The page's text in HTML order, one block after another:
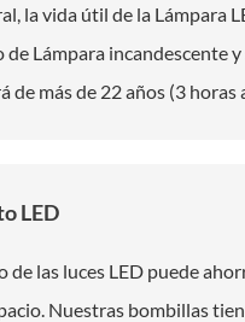
la vida útil de la Lámpara
de Lámpara incandescente
de más de 22 años (3 horas
LED
de las luces LED puede
Nuestras bombillas